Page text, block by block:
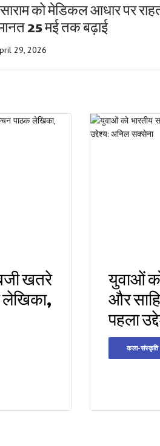
को मेडिकल आधार पर
25 मई तक बढ़ाई
29, 2026
खतरे युवाओं
और
पहला
कला-संस्कृति